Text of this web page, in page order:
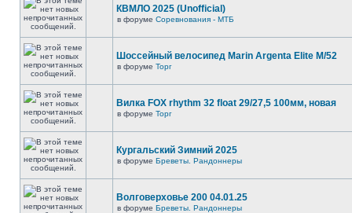
КВМЛО 2025 (Unofficial)
в форуме Соревнования - МТБ
Шоссейный велосипед Marin Argenta Elite M/52
в форуме Торг
Вилка FOX rhythm 32 float 29/27,5 100мм, новая
в форуме Торг
Кургальский Зимний 2025
в форуме Бреветы. Рандоннеры
Волговерховье 200 04.01.25
в форуме Бреветы. Рандоннеры